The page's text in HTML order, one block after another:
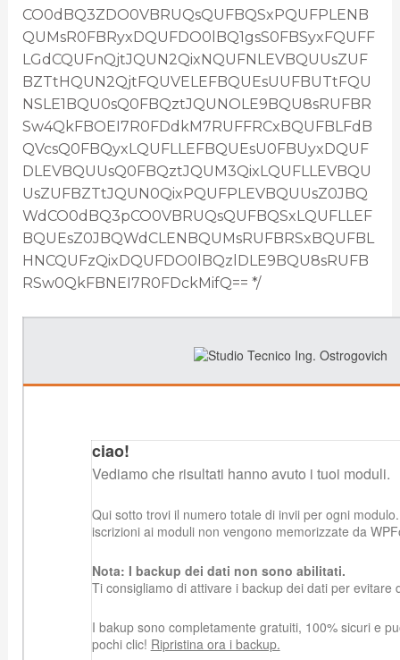
CO0dBQ3ZDO0VBRUQsQUFBQSxPQUFPLENB
QUMsR0FBRyxDQUFDO0lBQ1gsS0FBSyxFQUFF
LGdCQUFnQjtJQUN2QixNQUFNLEVBQUUsZUF
BZTtHQUN2QjtFQUVELEFBQUEsUUFBUTtFQU
NSLE1BQU0sQ0FBQztJQUNOLE9BQU8sRUFBR
Sw4QkFBOEI7R0FDdkM7RUFFRCxBQUFBLFdB
QVcsQ0FBQyxLQUFLLEFBQUEsU0FBUyxDQUF
DLEVBQUUsQ0FBQztJQUM3QixLQUFLLEVBQU
UsZUFBZTtJQUN0QixPQUFPLEVBQUUsZ0JBQ
WdCO0dBQ3pCO0VBRUQsQUFBQSxLQUFLLEF
BQUEsZ0JBQWdCLENBQUMsRUFBRSxBQUFBL
HNCQUFzQixDQUFDO0lBQzlDLE9BQU8sRUFB
RSw0QkFBNEI7R0FDckMifQ== */
ciao!
Vediamo che risultati hanno avuto i tuoi moduli.
Qui sotto trovi il numero totale di invii per ogni
iscrizioni ai moduli non vengono memorizzate da
Nota: I backup dei dati non sono abilitati.
Ti consigliamo di attivare i backup dei dati per evitare
I bakup sono completamente gratuiti, 100% sicuri e
pochi clic! Ripristina ora i backup.